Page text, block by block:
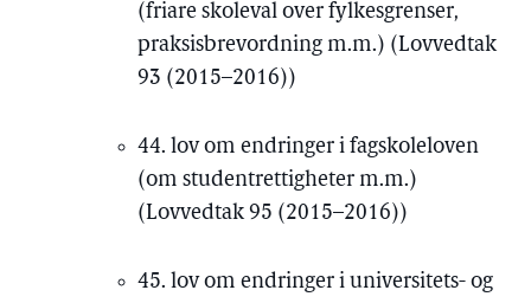
(friare skoleval over fylkesgrenser,
praksisbrevordning m.m.) (Lovvedtak
93 (2015–2016))
44. lov om endringer i fagskoleloven
(om studentrettigheter m.m.)
(Lovvedtak 95 (2015–2016))
45. lov om endringer i universitets- og